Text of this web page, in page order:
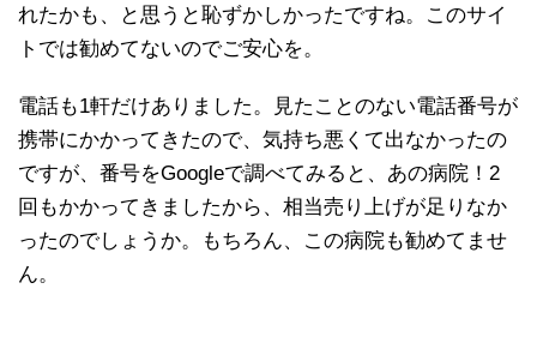
れたかも、と思うと恥ずかしかったですね。このサイ
トでは勧めてないのでご安心を。
電話も1軒だけありました。見たことのない電話番号が
携帯にかかってきたので、気持ち悪くて出なかったの
ですが、番号をGoogleで調べてみると、あの病院！2
回もかかってきましたから、相当売り上げが足りなか
ったのでしょうか。もちろん、この病院も勧めてませ
ん。